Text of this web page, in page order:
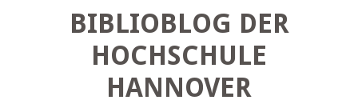
BIBLIOBLOG DER
HOCHSCHULE
HANNOVER